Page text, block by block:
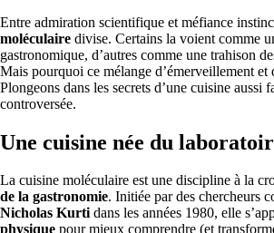
Entre admiration scientifique et méfiance
moléculaire divise. Certains la voient comme
gastronomique, d’autres comme une trahison
Mais pourquoi ce mélange d’émerveillement et
Plongeons dans les secrets d’une cuisine aussi
controversée.
Une cuisine née du
La cuisine moléculaire est une discipline à la
de la gastronomie. Initiée par des chercheurs
Nicholas Kurtidans les années 1980, elle
physique pour mieux comprendre (et